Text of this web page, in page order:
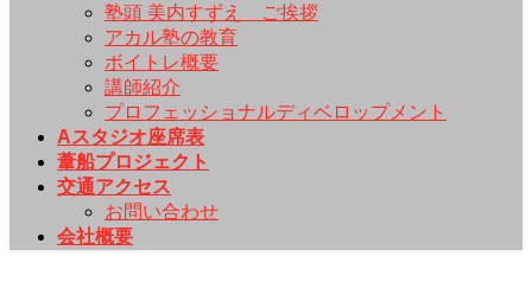
塾頭 美内すずえ ご挨拶
アカル塾の教育
ボイトレ概要
講師紹介
プロフェッショナルディベロップメント
Aスタジオ座席表
葦船プロジェクト
交通アクセス
お問い合わせ
会社概要